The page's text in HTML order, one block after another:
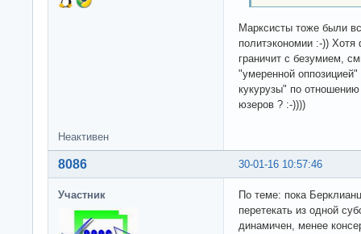
Марксисты тоже были
политэкономии :-))
граничит с безумием,
"умеренной
кукурузы" по
юзеров ? :-))))
Неактивен
30-01-16 10:57:46
8086
Участник
По теме: пока
перетекать из одной
динамичен, менее